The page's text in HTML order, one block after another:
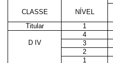
CLASSE NÍVEL
Titular
1
4
D IV
3
2
1